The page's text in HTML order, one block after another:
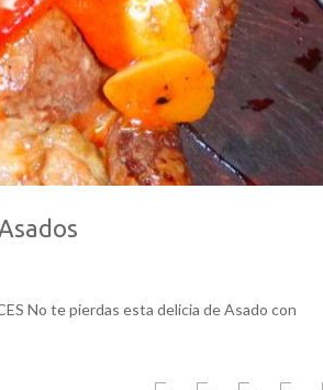
No te pierdas esta delicia de Asado con